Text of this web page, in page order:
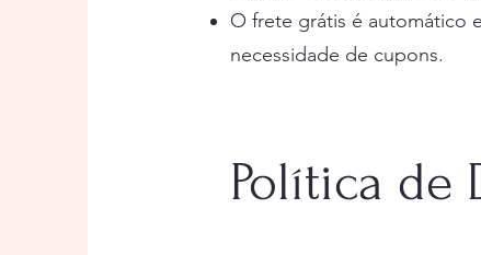
O frete grátis é automático
necessidade de cupons.
Política de